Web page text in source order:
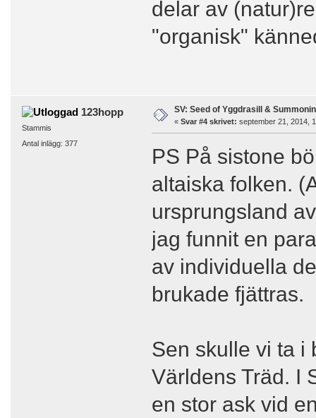
delar av
"organisk"
123hopp
Stammis
Antal inlägg: 377
SV: Seed of Yggdrasill &
« Svar #4 skrivet: september 21, 2014,
PS På sistone
altaiska folken.
ursprungsland
jag funnit en
av individuella
brukade fjättras.
Sen skulle vi ta i
Världens Träd. I
en stor ask vid